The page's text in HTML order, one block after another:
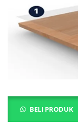
BELI PRODUK